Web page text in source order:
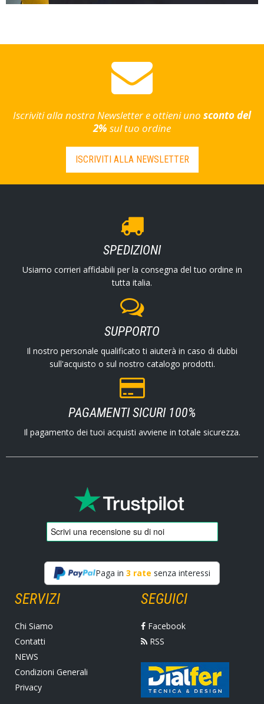
Iscriviti alla nostra Newsletter e ottieni uno sconto del
2% sul tuo ordine
ISCRIVITI ALLA NEWSLETTER
SPEDIZIONI
Usiamo corrieri affidabili per la consegna del tuo ordine in
tutta italia.
SUPPORTO
Il nostro personale qualificato ti aiuterà in caso di dubbi
sull'acquisto o sul nostro catalogo prodotti.
PAGAMENTI SICURI 100%
Il pagamento dei tuoi acquisti avviene in totale sicurezza.
Paga in 3 rate senza interessi
SERVIZI
Chi Siamo
Contatti
NEWS
Condizioni Generali
Privacy
SEGUICI
Facebook
RSS